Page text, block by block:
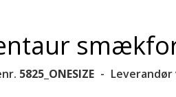
5825_ONESIZE Leverandør